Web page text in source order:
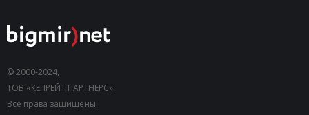
© 2000-2024,
ТОВ «КЕПРЕЙТ ПАРТНЕРС».
Все права защищены.